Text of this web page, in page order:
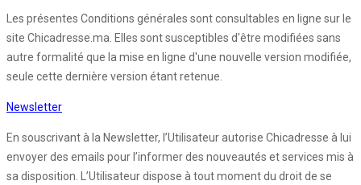
Les présentes Conditions générales sont consultables en ligne sur le
site Chicadresse.ma. Elles sont susceptibles d'être modifiées sans
autre formalité que la mise en ligne d'une nouvelle version modifiée,
seule cette dernière version étant retenue.
Newsletter
En souscrivant à la Newsletter, l’Utilisateur autorise Chicadresse à lui
envoyer des emails pour l’informer des nouveautés et services mis à
sa disposition. L’Utilisateur dispose à tout moment du droit de se